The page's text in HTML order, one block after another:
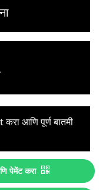
आणि पूर्ण बातमी
पेमेंट करा